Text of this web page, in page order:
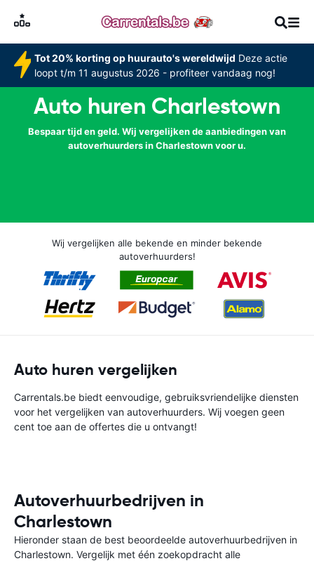
Tot 20% korting op huurauto's wereldwijd Deze actie
loopt t/m 11 augustus 2026 - profiteer vandaag nog!
Auto huren Charlestown
Bespaar tijd en geld. Wij vergelijken de aanbiedingen van
autoverhuurders in Charlestown voor u.
Wij vergelijken alle bekende en minder bekende
autoverhuurders!
Auto huren vergelijken
Carrentals.be biedt eenvoudige, gebruiksvriendelijke diensten
voor het vergelijken van autoverhuurders. Wij voegen geen
cent toe aan de offertes die u ontvangt!
Autoverhuurbedrijven in
Charlestown
Hieronder staan de best beoordeelde autoverhuurbedrijven in
Charlestown. Vergelijk met één zoekopdracht alle